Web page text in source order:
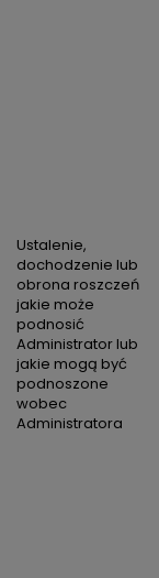
Ustalenie,
dochodzenie lub
obrona roszczeń
jakie może
podnosić
Administrator lub
jakie mogą być
podnoszone
wobec
Administratora